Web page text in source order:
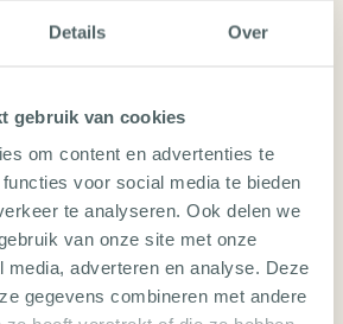
Details Over
gebruik van cookies
om content en advertenties te
voor social media te bieden
te analyseren. Ook delen we
van onze site met onze
media, adverteren en analyse. Deze
gegevens combineren met andere
REISSPECIALIST: